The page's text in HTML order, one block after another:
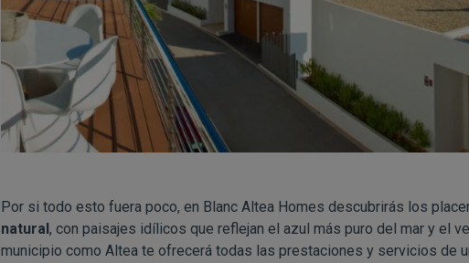
Por si todo esto fuera poco, en Blanc Altea Homes descubrirás los
natural, con paisajes idílicos que reflejan el azul más puro del mar y el
municipio como Altea te ofrecerá todas las prestaciones y servicios de